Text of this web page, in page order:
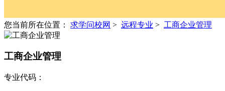
您当前所在位置： 求学问校网 > 远程专业 > 工商企业管理
工商企业管理
专业代码：